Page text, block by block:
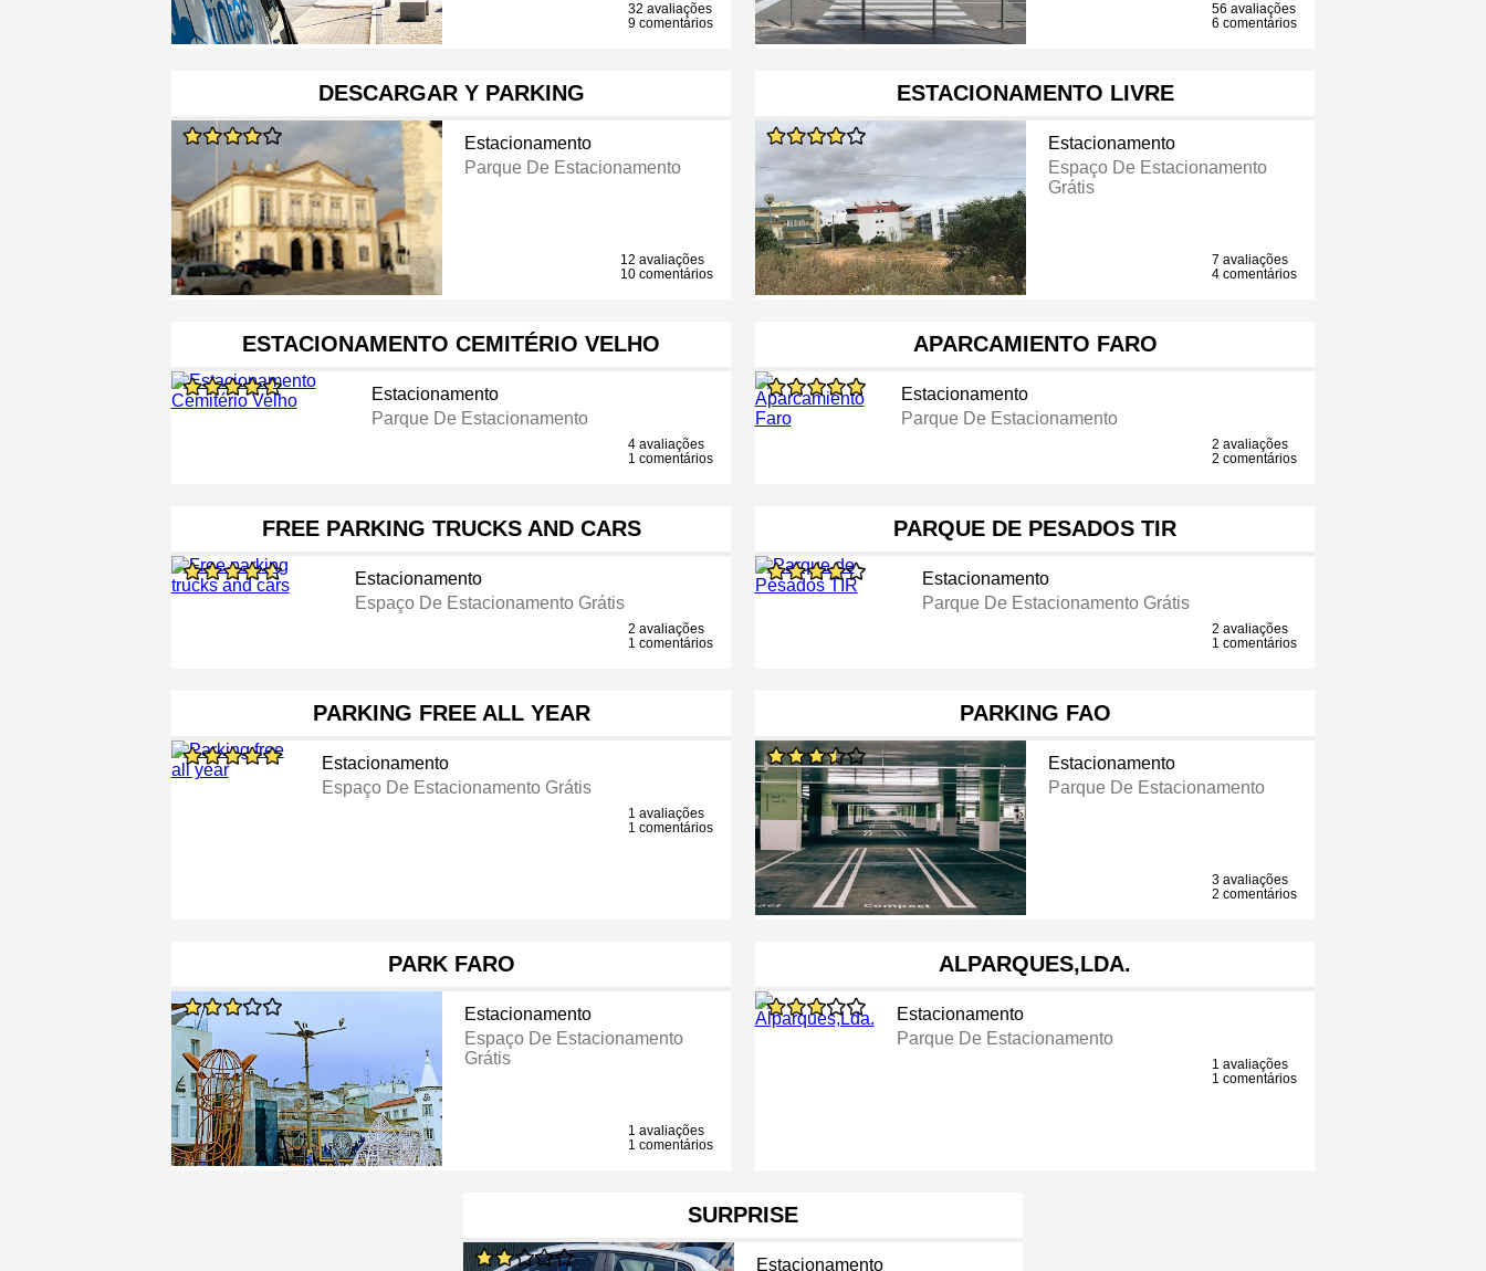
32 avaliações
9 comentários
56 avaliações
6 comentários
DESCARGAR Y PARKING
Estacionamento
Parque De Estacionamento
12 avaliações
10 comentários
ESTACIONAMENTO LIVRE
Estacionamento
Espaço De Estacionamento
Grátis
7 avaliações
4 comentários
ESTACIONAMENTO CEMITÉRIO VELHO
Estacionamento
Parque De Estacionamento
4 avaliações
1 comentários
APARCAMIENTO FARO
Estacionamento
Parque De Estacionamento
2 avaliações
2 comentários
FREE PARKING TRUCKS AND CARS
Estacionamento
Espaço De Estacionamento Grátis
2 avaliações
1 comentários
PARQUE DE PESADOS TIR
Estacionamento
Parque De Estacionamento Grátis
2 avaliações
1 comentários
PARKING FREE ALL YEAR
Estacionamento
Espaço De Estacionamento Grátis
1 avaliações
1 comentários
PARKING FAO
Estacionamento
Parque De Estacionamento
3 avaliações
2 comentários
PARK FARO
Estacionamento
Espaço De Estacionamento
Grátis
1 avaliações
1 comentários
ALPARQUES,LDA.
Estacionamento
Parque De Estacionamento
1 avaliações
1 comentários
SURPRISE
Estacionamento